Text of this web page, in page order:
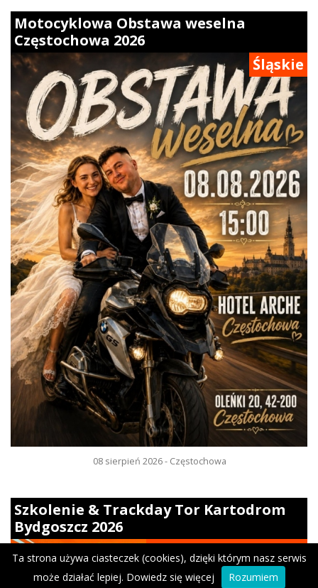
Motocyklowa Obstawa weselna
Częstochowa 2026
Śląskie
08 sierpień 2026 - Częstochowa
Szkolenie & Trackday Tor Kartodrom
Bydgoszcz 2026
Kujawsko-Pomorskie
Ta strona używa ciasteczek (cookies), dzięki którym nasz serwis
może działać lepiej. Dowiedz się więcej Rozumiem